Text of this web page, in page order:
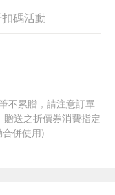
碼活動
不累贈，請注意訂單
送之折價券消費指定
併使用)